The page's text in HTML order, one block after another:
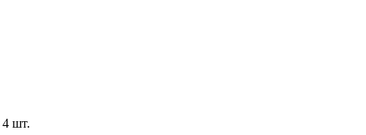
4 шт.